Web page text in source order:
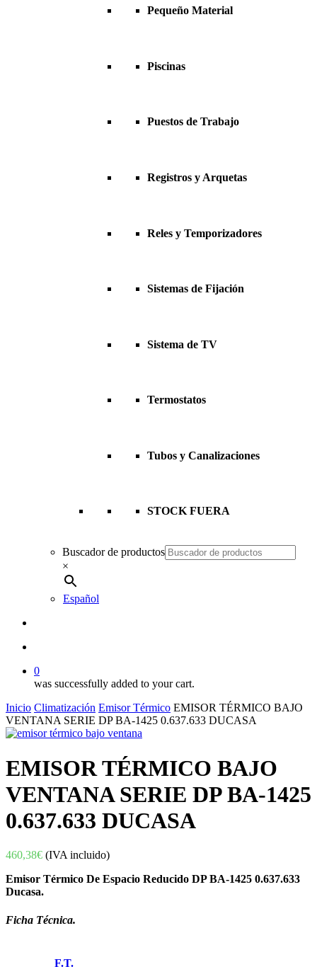
Pequeño Material
Piscinas
Puestos de Trabajo
Registros y Arquetas
Reles y Temporizadores
Sistemas de Fijación
Sistema de TV
Termostatos
Tubos y Canalizaciones
STOCK FUERA
Buscador de productos
×
Español
0
was successfully added to your cart.
Inicio Climatización Emisor Térmico EMISOR TÉRMICO BAJO
VENTANA SERIE DP BA-1425 0.637.633 DUCASA
EMISOR TÉRMICO BAJO
VENTANA SERIE DP BA-1425
0.637.633 DUCASA
460,38€ (IVA incluido)
Emisor Térmico De Espacio Reducido DP BA-1425 0.637.633
Ducasa.
Ficha Técnica.
F.T.